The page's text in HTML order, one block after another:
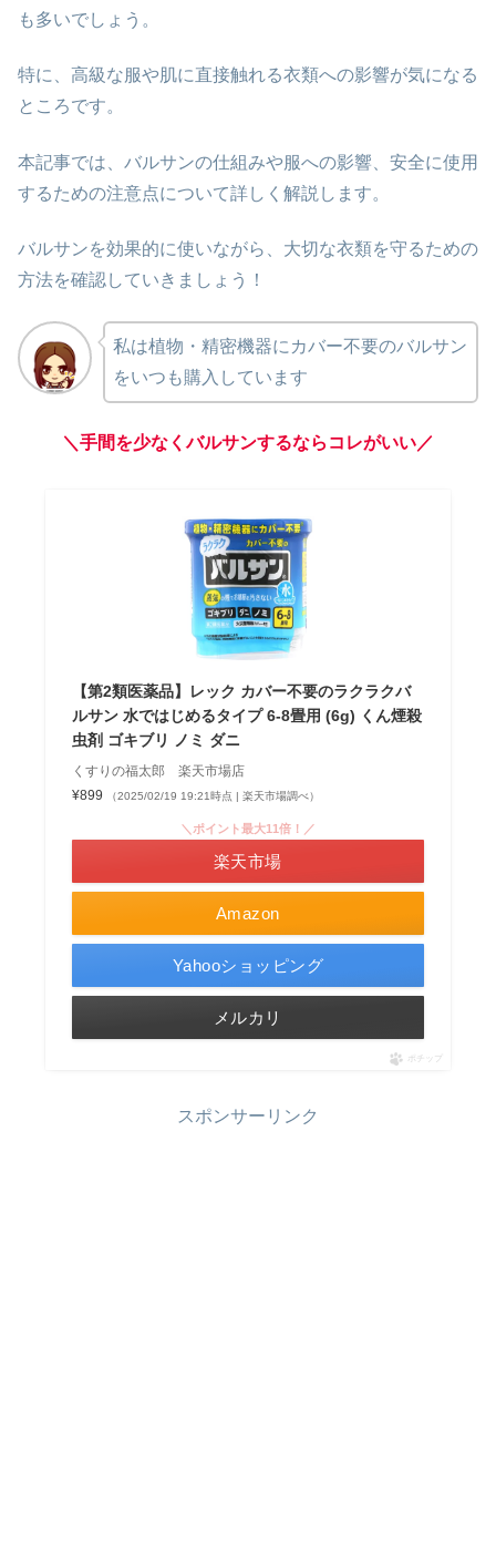
も多いでしょう。
特に、高級な服や肌に直接触れる衣類への影響が気になる
ところです。
本記事では、バルサンの仕組みや服への影響、安全に使用
するための注意点について詳しく解説します。
バルサンを効果的に使いながら、大切な衣類を守るための
方法を確認していきましょう！
私は植物・精密機器にカバー不要のバルサン
をいつも購入しています
＼手間を少なくバルサンするならコレがいい／
【第2類医薬品】レック カバー不要のラクラクバ
ルサン 水ではじめるタイプ 6-8畳用 (6g) くん煙殺
虫剤 ゴキブリ ノミ ダニ
くすりの福太郎 楽天市場店
¥899
（2025/02/19 19:21時点 | 楽天市場調べ）
Amazon
＼ポイント最大11倍！／
楽天市場
Yahooショッピング
メルカリ
ポチップ
スポンサーリンク